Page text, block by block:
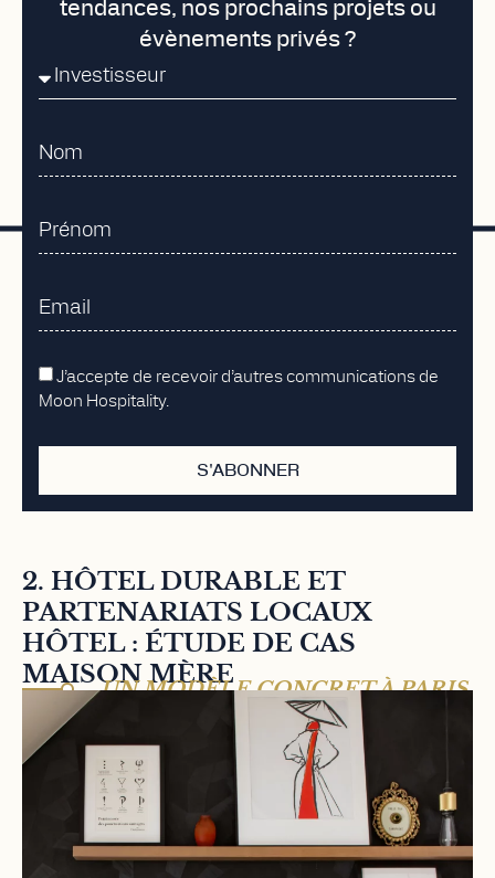
tendances, nos prochains projets ou
évènements privés ?
J’accepte de recevoir d’autres communications de
Moon Hospitality.
S'ABONNER
2. HÔTEL DURABLE ET
PARTENARIATS LOCAUX
HÔTEL : ÉTUDE DE CAS
MAISON MÈRE
UN MODÈLE CONCRET À PARIS